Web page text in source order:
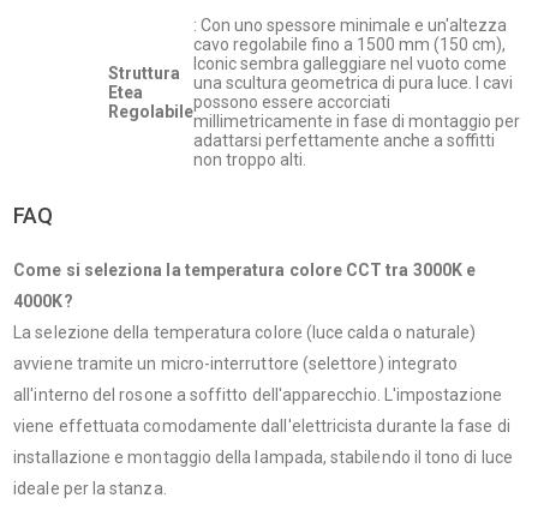
Struttura
Etea
Regolabile
: Con uno spessore minimale e un'altezza
cavo regolabile fino a 1500 mm (150 cm),
Iconic sembra galleggiare nel vuoto come
una scultura geometrica di pura luce. I cavi
possono essere accorciati
millimetricamente in fase di montaggio per
adattarsi perfettamente anche a soffitti
non troppo alti.
FAQ
Come si seleziona la temperatura colore CCT tra 3000K e
4000K?
La selezione della temperatura colore (luce calda o naturale)
avviene tramite un micro-interruttore (selettore) integrato
all'interno del rosone a soffitto dell'apparecchio. L'impostazione
viene effettuata comodamente dall'elettricista durante la fase di
installazione e montaggio della lampada, stabilendo il tono di luce
ideale per la stanza.